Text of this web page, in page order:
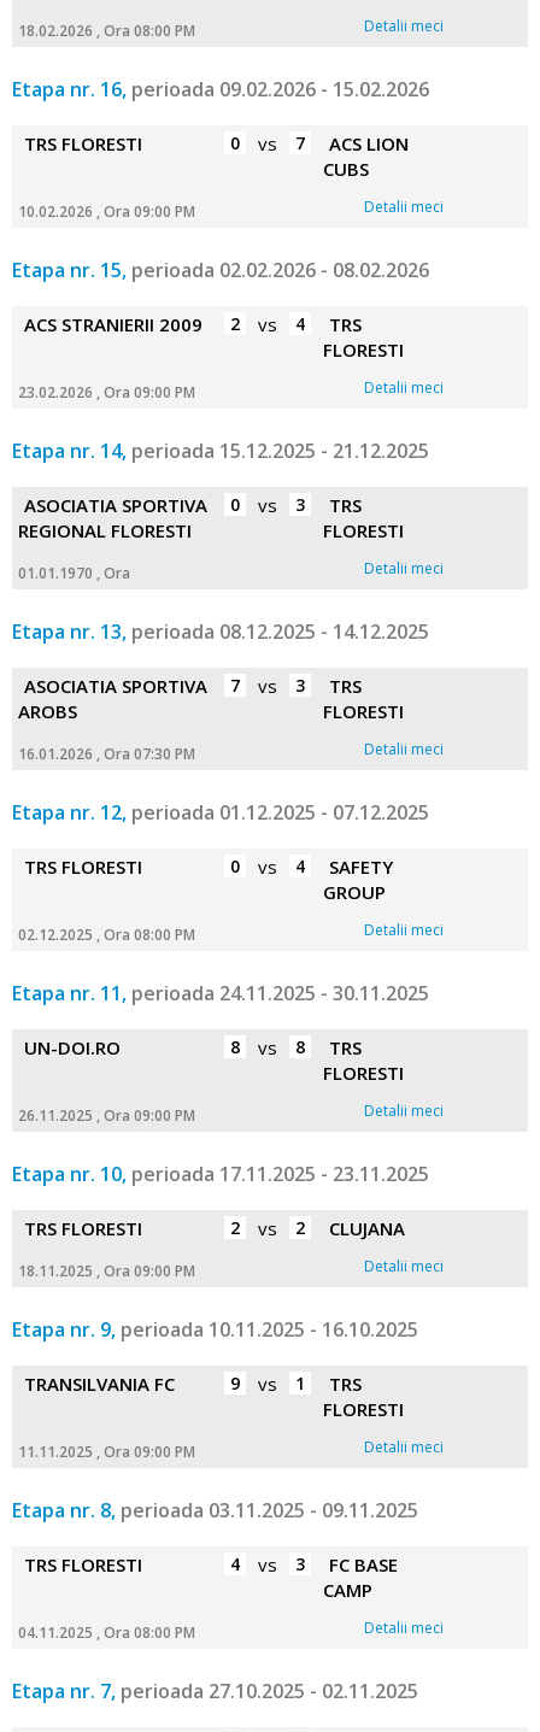
18.02.2026 , Ora 08:00 PM Detalii meci
Etapa nr. 16, perioada 09.02.2026 - 15.02.2026
TRS FLORESTI 0 vs 7
ACS LION
CUBS
10.02.2026 , Ora 09:00 PM Detalii meci
Etapa nr. 15, perioada 02.02.2026 - 08.02.2026
ACS STRANIERII 2009 2 vs 4
TRS
FLORESTI
23.02.2026 , Ora 09:00 PM Detalii meci
Etapa nr. 14, perioada 15.12.2025 - 21.12.2025
ASOCIATIA SPORTIVA
REGIONAL FLORESTI
0 vs 3
TRS
FLORESTI
01.01.1970 , Ora Detalii meci
Etapa nr. 13, perioada 08.12.2025 - 14.12.2025
ASOCIATIA SPORTIVA
AROBS
7 vs 3
TRS
FLORESTI
16.01.2026 , Ora 07:30 PM Detalii meci
Etapa nr. 12, perioada 01.12.2025 - 07.12.2025
TRS FLORESTI 0 vs 4
SAFETY
GROUP
02.12.2025 , Ora 08:00 PM Detalii meci
Etapa nr. 11, perioada 24.11.2025 - 30.11.2025
UN-DOI.RO 8 vs 8
TRS
FLORESTI
26.11.2025 , Ora 09:00 PM Detalii meci
Etapa nr. 10, perioada 17.11.2025 - 23.11.2025
TRS FLORESTI 2 vs 2 CLUJANA
18.11.2025 , Ora 09:00 PM Detalii meci
Etapa nr. 9, perioada 10.11.2025 - 16.10.2025
TRANSILVANIA FC 9 vs 1
TRS
FLORESTI
11.11.2025 , Ora 09:00 PM Detalii meci
Etapa nr. 8, perioada 03.11.2025 - 09.11.2025
TRS FLORESTI 4 vs 3
FC BASE
CAMP
04.11.2025 , Ora 08:00 PM Detalii meci
Etapa nr. 7, perioada 27.10.2025 - 02.11.2025